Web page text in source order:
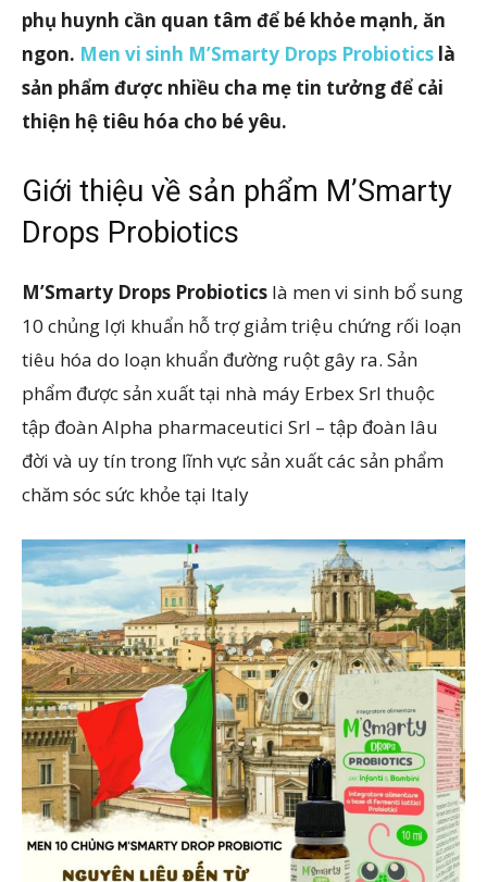
phụ huynh cần quan tâm để bé khỏe mạnh, ăn
ngon. Men vi sinh M’Smarty Drops Probiotics là
sản phẩm được nhiều cha mẹ tin tưởng để cải
thiện hệ tiêu hóa cho bé yêu.
Giới thiệu về sản phẩm M’Smarty
Drops Probiotics
M’Smarty Drops Probiotics là men vi sinh bổ sung
10 chủng lợi khuẩn hỗ trợ giảm triệu chứng rối loạn
tiêu hóa do loạn khuẩn đường ruột gây ra. Sản
phẩm được sản xuất tại nhà máy Erbex Srl thuộc
tập đoàn Alpha pharmaceutici Srl – tập đoàn lâu
đời và uy tín trong lĩnh vực sản xuất các sản phẩm
chăm sóc sức khỏe tại Italy